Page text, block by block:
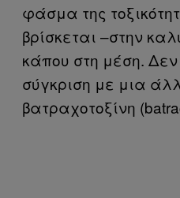
φάσμα της
βρίσκεται –στην
κάπου στη μέση. Δεν
σύγκριση με μια
βατραχοτοξίνη